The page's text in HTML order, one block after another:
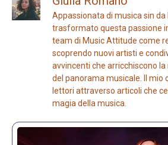
Appassionata di musica sin da
trasformato questa passione
team di Music Attitude come
scoprendo nuovi artisti e
avvincenti che arricchiscono
del panorama musicale. Il mio
lettori attraverso articoli che
magia della musica.